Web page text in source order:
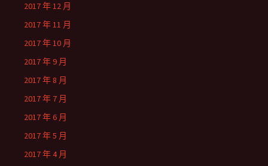
2017 年 12 月
2017 年 11 月
2017 年 10 月
2017 年 9 月
2017 年 8 月
2017 年 7 月
2017 年 6 月
2017 年 5 月
2017 年 4 月